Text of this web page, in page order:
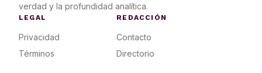
verdad y la profundidad analítica.
LEGAL
Privacidad
Términos
REDACCIÓN
Contacto
Directorio